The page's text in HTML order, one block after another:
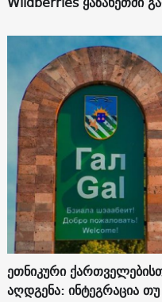
ეთნიკური
აღდგენა: ინტეგრაცია